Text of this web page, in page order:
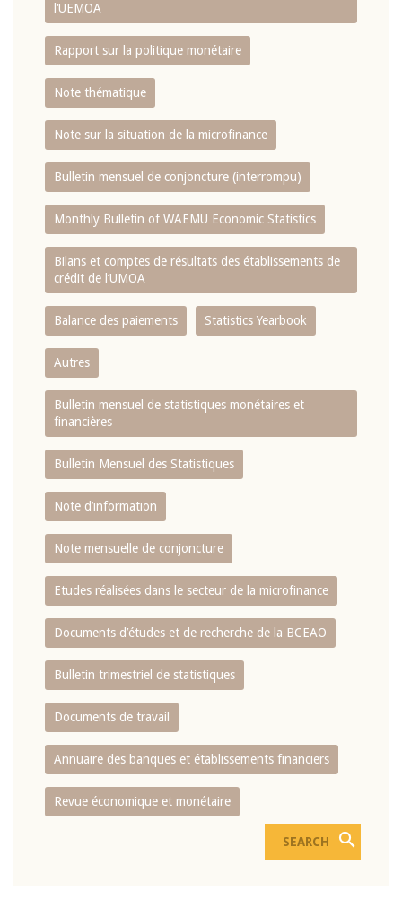
l‘UEMOA
Rapport sur la politique monétaire
Note thématique
Note sur la situation de la microfinance
Bulletin mensuel de conjoncture (interrompu)
Monthly Bulletin of WAEMU Economic Statistics
Bilans et comptes de résultats des établissements de
crédit de l‘UMOA
Balance des paiements Statistics Yearbook
Autres
Bulletin mensuel de statistiques monétaires et
financières
Bulletin Mensuel des Statistiques
Note d’information
Note mensuelle de conjoncture
Etudes réalisées dans le secteur de la microfinance
Documents d’études et de recherche de la BCEAO
Bulletin trimestriel de statistiques
Documents de travail
Annuaire des banques et établissements financiers
Revue économique et monétaire